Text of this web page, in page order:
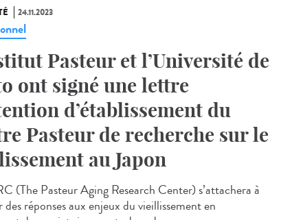
24.11.2023
Pasteur et l’Université de
ont signé une lettre
d’établissement du
Pasteur de recherche sur le
au Japon
(The Pasteur Aging Research Center) s’attachera à
réponses aux enjeux du vieillissement en